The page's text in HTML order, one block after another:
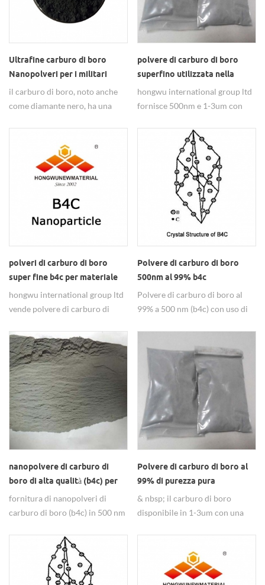
Ultrafine carburo di boro
Nanopolveri per i militari
il carburo di boro, noto anche
come diamante nero, ha una
dei tre materiali più duri
conosciuti (gli altri due sono
diamante e boro cubico
armature dei carri armati, nei
giubbotti antiproiettile e in
suo Mohs la durezza è 9.3.
Perché della sua bassa densità,
alta resistenza, stabilità alle alte
temperature e buona stabilità
chimica è usato in resistente
rinforzo in ceramica,
specialmente in armature
leggere, assorbitori di neutroni
di reattori, ecc.
polvere di carburo di boro
superfino utilizzata nella
particella di ceramica 500nm
b4c
hongwu international group ltd
fornisce 500nm e 1-3um con
superfine b4c per ceramica
hanno buone proprietà e sono
utilizzate in vari campi.
polveri di carburo di boro
super fine b4c per materiale
abrasivo
hongwu international group ltd
vende polvere di carburo di
materiali abrasivi, ceramici,
nucleari, refrattari.
Polvere di carburo di boro
500nm al 99% b4c
Polvere di carburo di boro al
99% a 500 nm (b4c) con uso di
nanopolvere di carburo di
boro di alta qualità (b4c) per
materiale ceramico
fornitura di nanopolveri di
carburo di boro (b4c) in 500 nm
informazioni non esitate a
contattarci.
Polvere di carburo di boro al
99% di purezza pura
& nbsp; il carburo di boro
disponibile in 1-3um con una
ceremico e così via.